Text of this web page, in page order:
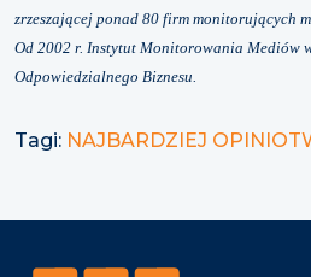
zrzeszającej ponad 80 firm monitorujących
Od 2002 r. Instytut Monitorowania Mediów
Odpowiedzialnego Biznesu.
Tagi: NAJBARDZIEJ